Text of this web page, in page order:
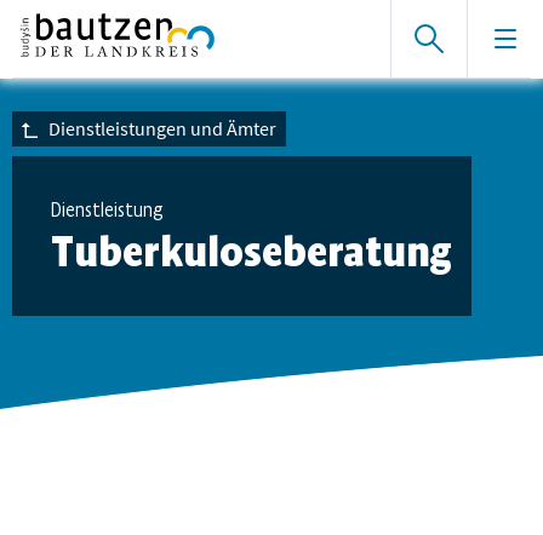
Dienstleistungen und Ämter
Dienstleistung
Tuberkuloseberatung